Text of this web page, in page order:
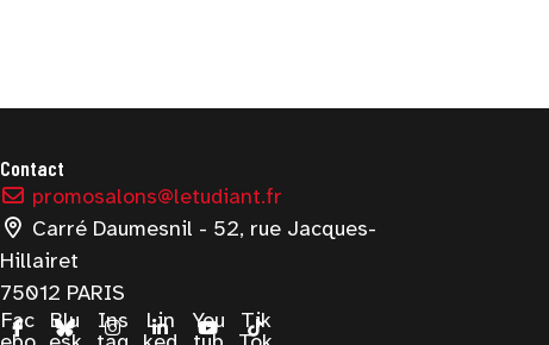
Contact
promosalons@letudiant.fr
Carré Daumesnil - 52, rue Jacques-
Hillairet
75012 PARIS
Fac
Blu
Ins
Lin
You
Tik